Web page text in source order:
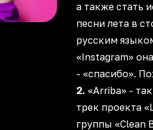
а также стать
песни лета в
русским
«Instagram»
- «спасибо».
2. «Arriba» -
трек проекта
группы «Clean